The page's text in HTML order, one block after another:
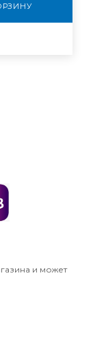
и может